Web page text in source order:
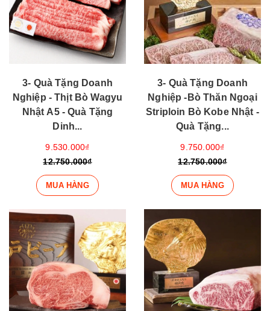
3- Quà Tặng Doanh
Nghiệp - Thịt Bò Wagyu
Nhật A5 - Quà Tặng
Dinh...
9.530.000₫
12.750.000₫
MUA HÀNG
3- Quà Tặng Doanh
Nghiệp -Bò Thăn Ngoại
Striploin Bò Kobe Nhật -
Quà Tặng...
9.750.000₫
12.750.000₫
MUA HÀNG